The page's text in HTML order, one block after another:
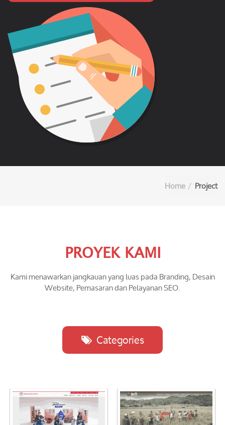
Home Project
PROYEK KAMI
Kami menawarkan jangkauan yang luas pada Branding, Desain
Website, Pemasaran dan Pelayanan SEO.
Categories